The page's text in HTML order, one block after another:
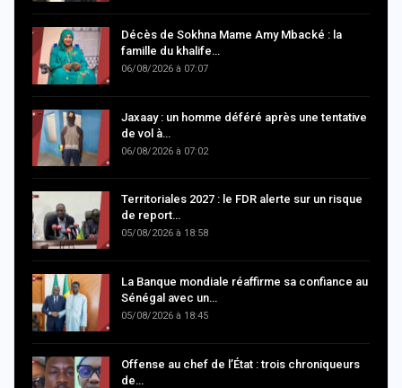
Décès de Sokhna Mame Amy Mbacké : la
famille du khalife…
06/08/2026 à 07:07
Jaxaay : un homme déféré après une tentative
de vol à…
06/08/2026 à 07:02
Territoriales 2027 : le FDR alerte sur un risque
de report…
05/08/2026 à 18:58
La Banque mondiale réaffirme sa confiance au
Sénégal avec un…
05/08/2026 à 18:45
Offense au chef de l’État : trois chroniqueurs
de…